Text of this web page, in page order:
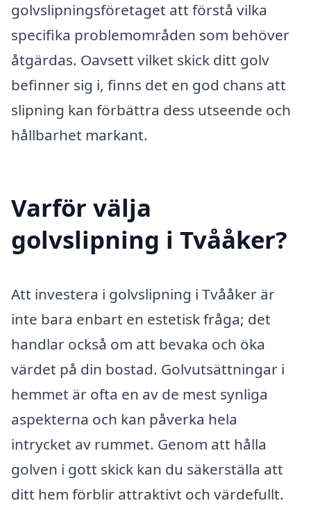
golvslipningsföretaget att förstå vilka
specifika problemområden som behöver
åtgärdas. Oavsett vilket skick ditt golv
befinner sig i, finns det en god chans att
slipning kan förbättra dess utseende och
hållbarhet markant.
Varför välja
golvslipning i Tvååker?
Att investera i golvslipning i Tvååker är
inte bara enbart en estetisk fråga; det
handlar också om att bevaka och öka
värdet på din bostad. Golvutsättningar i
hemmet är ofta en av de mest synliga
aspekterna och kan påverka hela
intrycket av rummet. Genom att hålla
golven i gott skick kan du säkerställa att
ditt hem förblir attraktivt och värdefullt.